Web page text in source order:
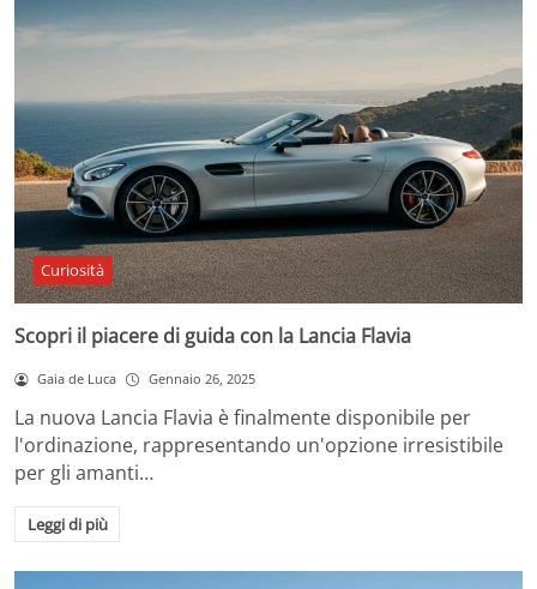
Curiosità
Scopri il piacere di guida con la Lancia Flavia
Gaia de Luca Gennaio 26, 2025
La nuova Lancia Flavia è finalmente disponibile per
l'ordinazione, rappresentando un'opzione irresistibile
per gli amanti…
Leggi di più